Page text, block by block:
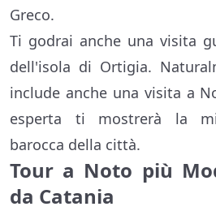
Greco.
Ti godrai anche una visita
dell'isola di Ortigia.
include anche una visita a
esperta ti mostrerà la
barocca della città.
Tour a Noto più
da Catania